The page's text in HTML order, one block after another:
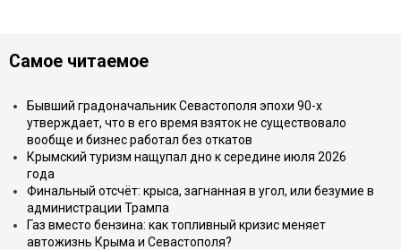
Самое читаемое
Бывший градоначальник Севастополя эпохи 90-х
утверждает, что в его время взяток не существовало
вообще и бизнес работал без откатов
Крымский туризм нащупал дно к середине июля 2026
года
Финальный отсчёт: крыса, загнанная в угол, или безумие в
администрации Трампа
Газ вместо бензина: как топливный кризис меняет
автожизнь Крыма и Севастополя?